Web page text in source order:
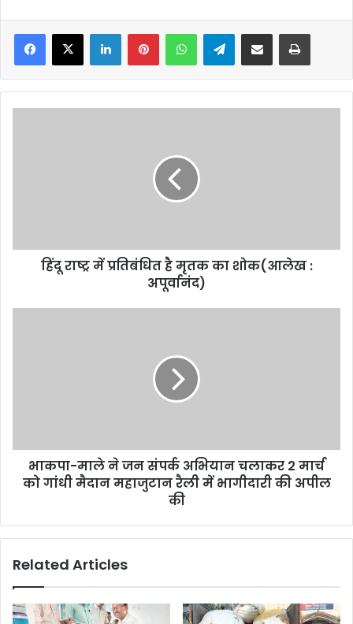
Facebook
X LinkedInPinterestWhatsAppTelegramShare via Email Print
:
अपूर्वानंद)हिंदू राष्ट्र में प्रतिबंधित है मृतक का शोक(आलेख :
अपूर्वानंद)
मार्च
गांधी
रैली
भागीदारी
की
भाकपा-माले ने जन संपर्क अभियान चलाकर 2 मार्च
को गांधी मैदान महाजुटान रैली में भागीदारी की अपील
की
Related Articles